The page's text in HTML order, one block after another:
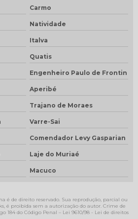
Carmo
Natividade
Italva
Quatis
Engenheiro Paulo de Frontin
Aperibé
Trajano de Moraes
Varre-Sai
Comendador Levy Gasparian
Laje do Muriaé
Macuco
é de direito reservado. Sua reprodução, parcial ou
é proibida sem a autorização do autor. Crime de
184 do Código Penal – Lei 9610/98 - Lei de direitos